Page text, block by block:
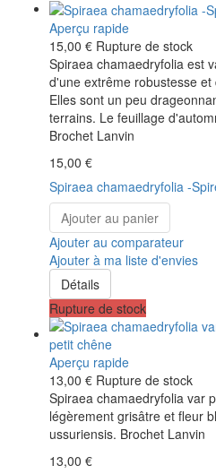
Aperçu rapide
15,00 € Rupture de stock
Spiraea chamaedryfolia est
d'une extrême robustesse
Elles sont un peu
terrains. Le feuillage
Brochet Lanvin
15,00 €
Spiraea chamaedryfolia -
Ajouter au panier
Ajouter au comparateur
Ajouter à ma liste d'envies
Détails
Rupture de stock
Aperçu rapide
13,00 € Rupture de stock
Spiraea chamaedryfolia var
légèrement grisâtre et fleur
ussuriensis. Brochet Lanvin
13,00 €